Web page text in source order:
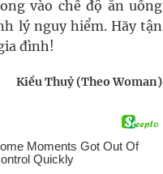
vào chế độ ăn uống
lý nguy hiểm. Hãy tận
đình!
Kiều Thuỷ (Theo Woman)